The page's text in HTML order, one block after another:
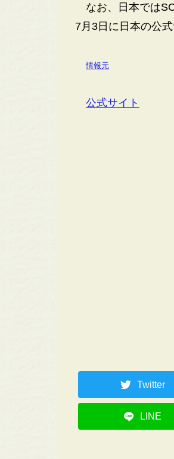
なお、日本では
7月3日に日本の公
情報元
公式サイト
Twitter
LINE